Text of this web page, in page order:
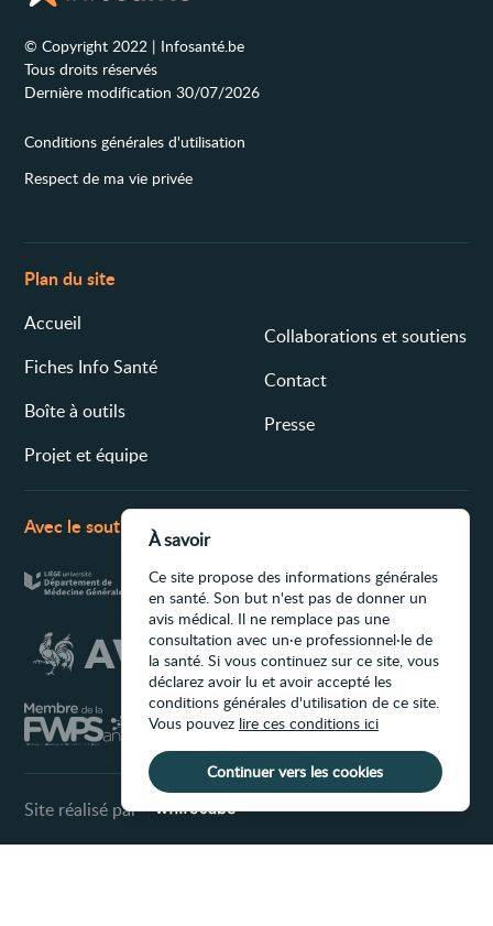
© Copyright 2022 | Infosanté.be
Tous droits réservés
Dernière modification 30/07/2026
Conditions générales d'utilisation
Respect de ma vie privée
Plan du site
Accueil
Fiches Info Santé
Boîte à outils
Projet et équipe
Collaborations et soutiens
Contact
Presse
Avec le soutien de
Site réalisé par
À savoir
Ce site propose des informations générales
en santé. Son but n'est pas de donner un
avis médical. Il ne remplace pas une
consultation avec un·e professionnel·le de
la santé. Si vous continuez sur ce site, vous
déclarez avoir lu et avoir accepté les
conditions générales d'utilisation de ce site.
Vous pouvez lire ces conditions ici
Continuer vers les cookies